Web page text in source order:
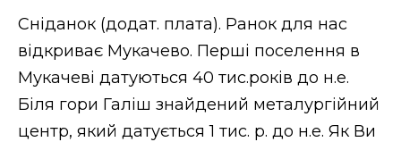
Сніданок (додат. плата). Ранок для нас
відкриває Мукачево. Перші поселення в
Мукачеві датуються 40 тис.років до н.е.
Біля гори Галіш знайдений металургійний
центр, який датується 1 тис. р. до н.е. Як Ви